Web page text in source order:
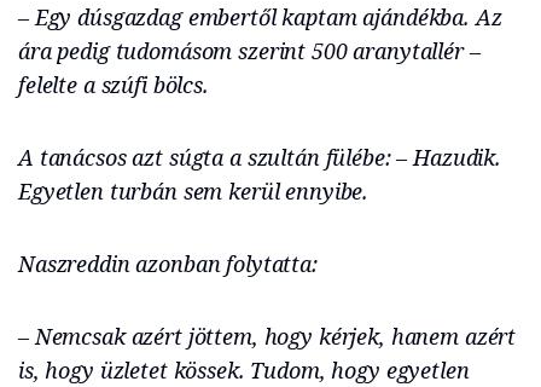
– Egy dúsgazdag embertől kaptam ajándékba. Az
ára pedig tudomásom szerint 500 aranytallér –
felelte a szúfi bölcs.
A tanácsos azt súgta a szultán fülébe: – Hazudik.
Egyetlen turbán sem kerül ennyibe.
Naszreddin azonban folytatta:
– Nemcsak azért jöttem, hogy kérjek, hanem azért
is, hogy üzletet kössek. Tudom, hogy egyetlen